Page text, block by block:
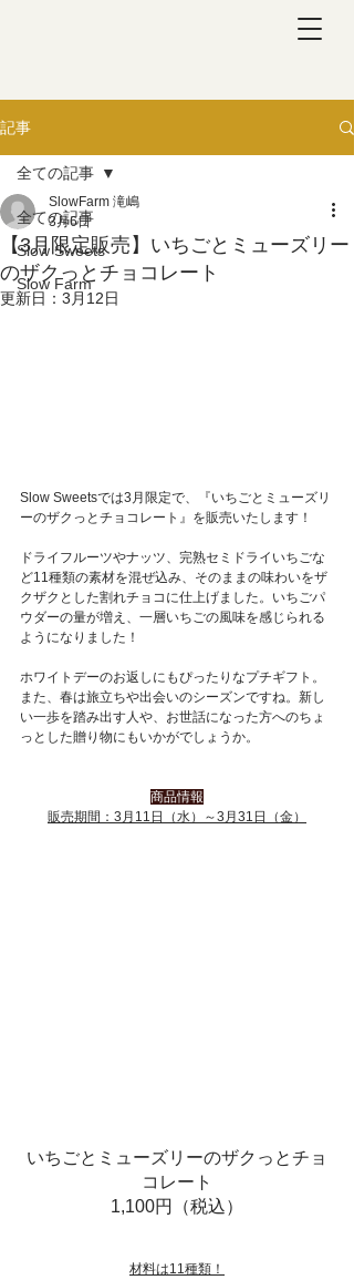
記事
全ての記事
Slow Sweets
Slow Farm
全ての記事
【3月限定販売】いちごとミューズリー
のザクっとチョコレート
SlowFarm 滝嶋
3月6日
更新日： 3月12日
Slow Sweetsでは3月限定で、『いちごとミューズリ
ーのザクっとチョコレート』を販売いたします！
ドライフルーツやナッツ、完熟セミドライいちごな
ど11種類の素材を混ぜ込み、そのままの味わいをザ
クザクとした割れチョコに仕上げました。いちごパ
ウダーの量が増え、一層いちごの風味を感じられる
ようになりました！
ホワイトデーのお返しにもぴったりなプチギフト。
また、春は旅立ちや出会いのシーズンですね。新し
い一歩を踏み出す人や、お世話になった方へのちょ
っとした贈り物にもいかがでしょうか。
商品情報
販売期間：3月11日（水）～3月31日（金）
いちごとミューズリーのザクっとチョ
コレート
1,100円（税込）
材料は11種類！